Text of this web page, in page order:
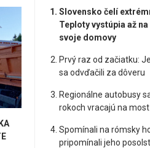
Slovensko čelí
Teploty vystúpia až
svoje domovy
Prvý raz od začiatku:
sa odvďačili za dôveru
Regionálne autobusy
rokoch vracajú na
Spomínali na rómsky
pripomínali jeho